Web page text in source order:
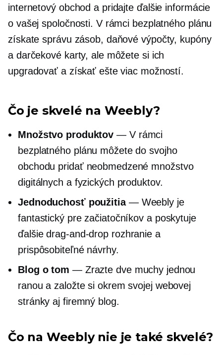
internetový obchod a pridajte ďalšie informácie
o vašej spoločnosti. V rámci bezplatného plánu
získate správu zásob, daňové výpočty, kupóny
a darčekové karty, ale môžete si ich
upgradovať a získať ešte viac možností.
Čo je skvelé na Weebly?
Množstvo produktov — V rámci
bezplatného plánu môžete do svojho
obchodu pridať neobmedzené množstvo
digitálnych a fyzických produktov.
Jednoduchosť použitia— Weebly je
fantastický pre začiatočníkov a poskytuje
ďalšiedrag-and-drop rozhranie a
prispôsobiteľné návrhy.
Blog o tom — Zrazte dve muchy jednou
ranou a založte si okrem svojej webovej
stránky aj firemný blog.
Čo na Weebly nie je také skvelé?